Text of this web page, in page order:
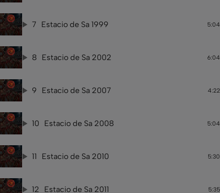
7 Estacio de Sa 1999 5:04
8 Estacio de Sa 2002 6:04
9 Estacio de Sa 2007 4:22
10 Estacio de Sa 2008 5:04
11 Estacio de Sa 2010 5:30
12 Estacio de Sa 2011 5:35